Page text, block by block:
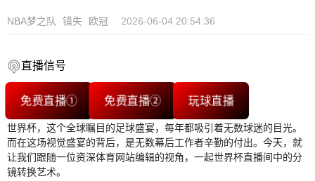
NBA梦之队 错失 欧冠 2026-06-04 20:54:36
直播信号
免费直播① 免费直播② 玩球直播
世界杯，这个全球瞩目的足球盛宴，每年都吸引着无数球迷的目光。
而在这场视觉盛宴的背后，是无数幕后工作者辛勤的付出。今天，就
让我们跟随一位资深体育网站编辑的视角，一起世界杯直播间中的分
镜转换艺术。